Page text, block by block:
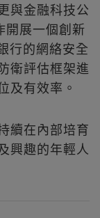
與金融科技公
展一個創新
行的網絡安全
衛評估框架進
及有效率。
續在內部培育
興趣的年輕人